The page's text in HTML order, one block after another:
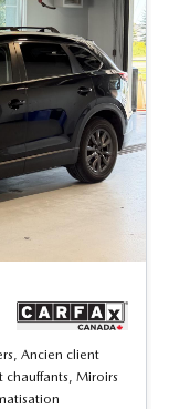
Ancien client
chauffants, Miroirs